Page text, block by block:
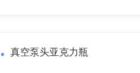
真空泵头亚克力瓶